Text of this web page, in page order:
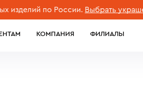
по России. Выбрать украшение
КОМПАНИЯ ФИЛИАЛЫ